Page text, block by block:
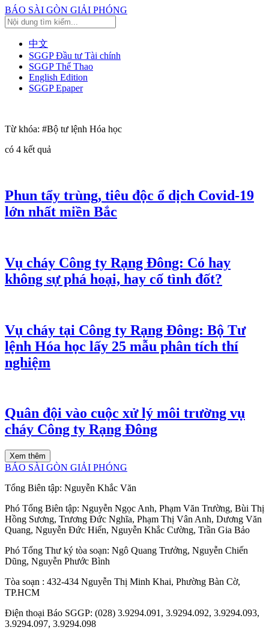
BÁO SÀI GÒN GIẢI PHÓNG
中文
SGGP Đầu tư Tài chính
SGGP Thể Thao
English Edition
SGGP Epaper
Từ khóa: #Bộ tư lệnh Hóa học
có 4 kết quả
Phun tẩy trùng, tiêu độc ổ dịch Covid-19
lớn nhất miền Bắc
Vụ cháy Công ty Rạng Đông: Có hay
không sự phá hoại, hay cố tình đốt?
Vụ cháy tại Công ty Rạng Đông: Bộ Tư
lệnh Hóa học lấy 25 mẫu phân tích thí
nghiệm
Quân đội vào cuộc xử lý môi trường vụ
cháy Công ty Rạng Đông
Xem thêm
BÁO SÀI GÒN GIẢI PHÓNG
Tổng Biên tập: Nguyễn Khắc Văn
Phó Tổng Biên tập: Nguyễn Ngọc Anh, Phạm Văn Trường, Bùi Thị
Hồng Sương, Trương Đức Nghĩa, Phạm Thị Vân Anh, Dương Văn
Quang, Nguyễn Đức Hiển, Nguyễn Khắc Cường, Trần Gia Bảo
Phó Tổng Thư ký tòa soạn: Ngô Quang Trưởng, Nguyễn Chiến
Dũng, Nguyễn Phước Bình
Tòa soạn : 432-434 Nguyễn Thị Minh Khai, Phường Bàn Cờ,
TP.HCM
Điện thoại Báo SGGP: (028) 3.9294.091, 3.9294.092, 3.9294.093,
3.9294.097, 3.9294.098